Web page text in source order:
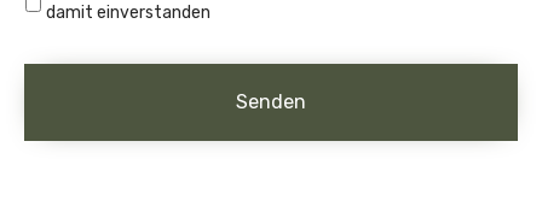
damit einverstanden